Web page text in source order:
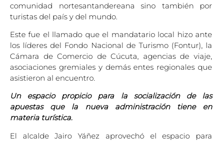
comunidad nortesantandereana sino también por
turistas del país y del mundo.
Este fue el llamado que el mandatario local hizo ante
los líderes del Fondo Nacional de Turismo (Fontur), la
Cámara de Comercio de Cúcuta, agencias de viaje,
asociaciones gremiales y demás entes regionales que
asistieron al encuentro.
Un espacio propicio para la socialización de las
apuestas que la nueva administración tiene en
materia turística.
El alcalde Jairo Yáñez aprovechó el espacio para